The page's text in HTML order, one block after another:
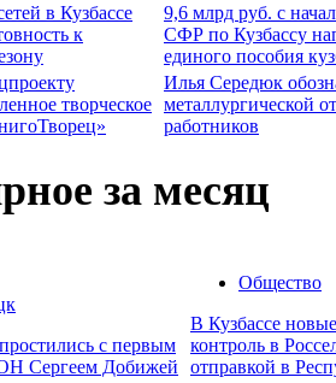
в Кузбассе
к
9,6 млрд руб. с
СФР по Кузбассу
единого пособия
творческое
Илья Середюк
металлургической
работников
за месяц
с первым
Сергеем Добижей
Общество
В Кузбассе
контроль в
отправкой в